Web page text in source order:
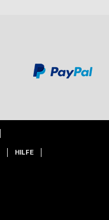
HILFE